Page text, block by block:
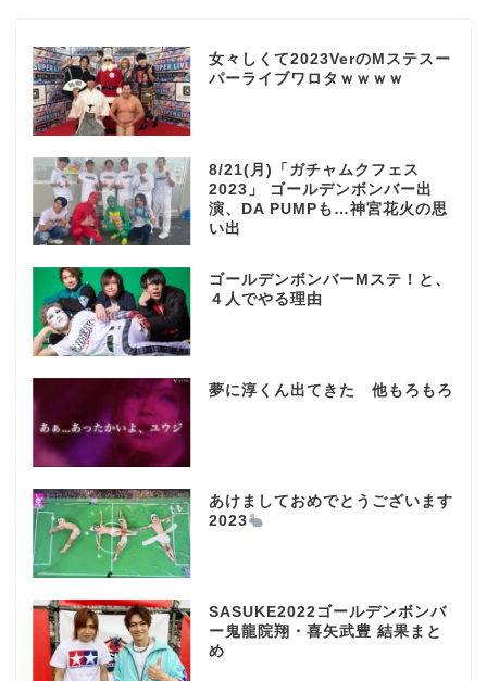
女々しくて2023VerのMステスー
パーライブワロタｗｗｗｗ
8/21(月)「ガチャムクフェス
2023」 ゴールデンボンバー出
演、DA PUMPも…神宮花火の思
い出
ゴールデンボンバーMステ！と、
４人でやる理由
夢に淳くん出てきた 他もろもろ
あけましておめでとうございます
2023
SASUKE2022ゴールデンボンバ
ー鬼龍院翔・喜矢武豊 結果まと
め